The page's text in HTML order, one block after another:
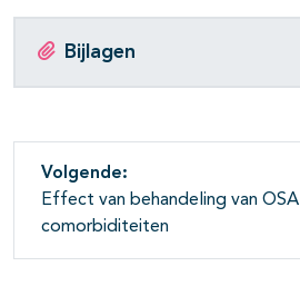
Bijlagen
Volgende:
Effect van behandeling van
comorbiditeiten